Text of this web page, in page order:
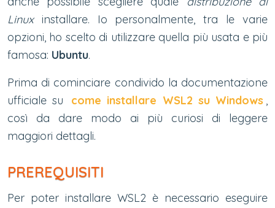
Linuxinstallare. Io personalmente, tra le varie
opzioni, ho scelto di utilizzare quella più usata e più
famosa: Ubuntu.
Prima di cominciare condivido la documentazione
ufficiale su
come installare WSL2 su Windows ,
così da dare modo ai più curiosi di leggere
maggiori dettagli.
PREREQUISITI
Per poter installare WSL2 è necessario eseguire